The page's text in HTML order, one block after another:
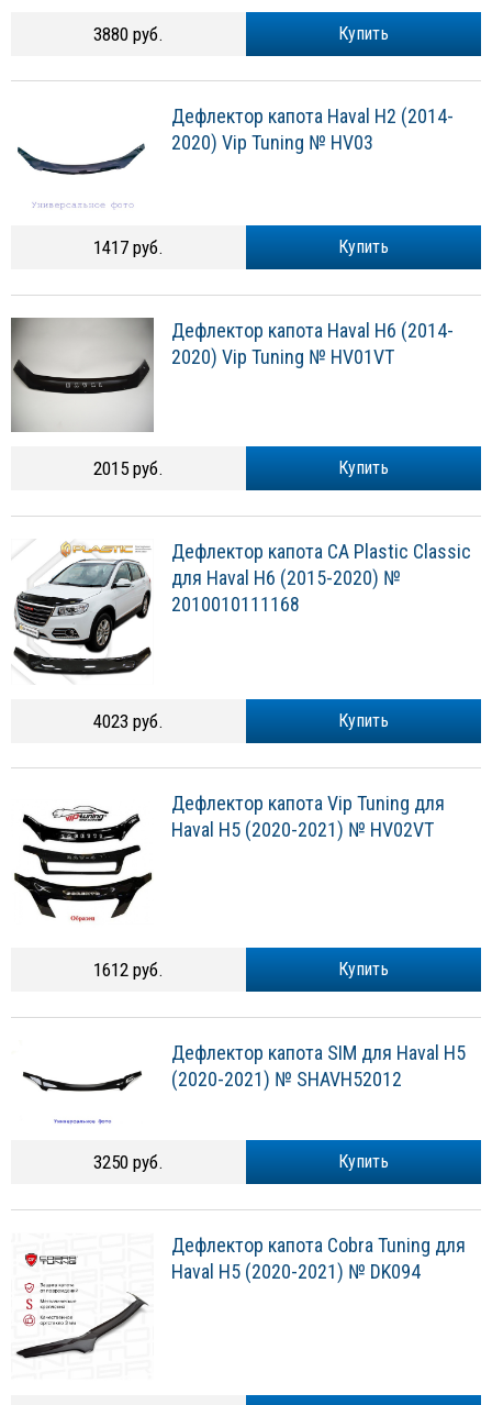
Купить
3880 руб.
Дефлектор капота Haval H2 (2014-
2020) Vip Tuning № HV03
Купить
1417 руб.
Дефлектор капота Haval H6 (2014-
2020) Vip Tuning № HV01VT
Купить
2015 руб.
Дефлектор капота CA Plastic Classic
для Haval H6 (2015-2020) №
2010010111168
Купить
4023 руб.
Дефлектор капота Vip Tuning для
Haval H5 (2020-2021) № HV02VT
Купить
1612 руб.
Дефлектор капота SIM для Haval H5
(2020-2021) № SHAVH52012
Купить
3250 руб.
Дефлектор капота Cobra Tuning для
Haval H5 (2020-2021) № DK094